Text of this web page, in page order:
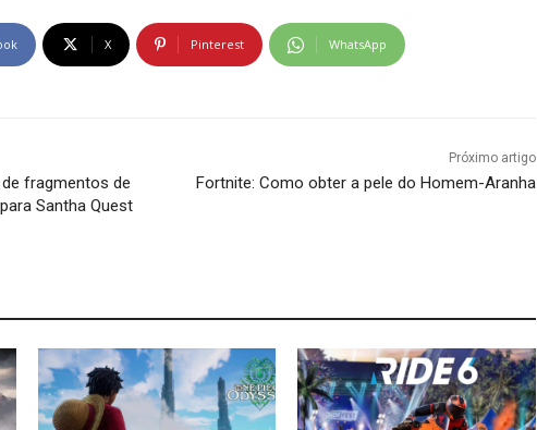
X Pinterest WhatsApp
fragmentos de
Santha Quest
Próximo artigo
Fortnite: Como obter a pele do Homem-Aranha